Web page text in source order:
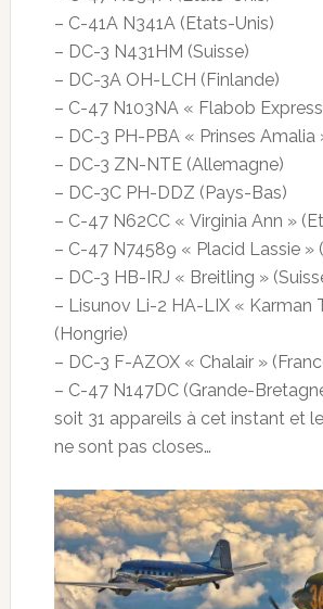
– C-41A N341A (Etats-Unis)
– DC-3 N431HM (Suisse)
– DC-3A OH-LCH (Finlande)
– C-47 N103NA « Flabob
– DC-3 PH-PBA « Prinses Amalia
– DC-3 ZN-NTE (Allemagne)
– DC-3C PH-DDZ (Pays-Bas)
– C-47 N62CC « Virginia Ann »
– C-47 N74589 « Placid Lassie »
– DC-3 HB-IRJ « Breitling »
– Lisunov Li-2 HA-LIX « Karman
(Hongrie)
– DC-3 F-AZOX « Chalair »
– C-47 N147DC (Grande-
soit 31 appareils à cet instant et
ne sont pas closes…